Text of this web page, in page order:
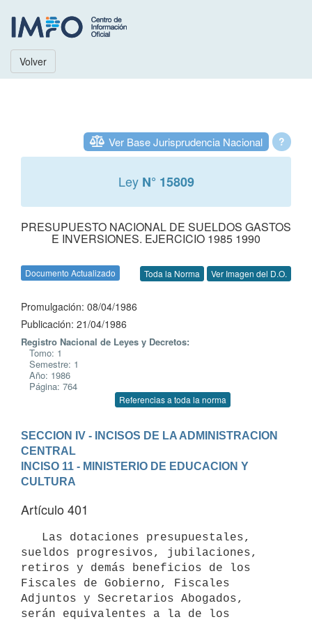
Volver
?
Ver Base Jurisprudencia Nacional
Ley N° 15809
PRESUPUESTO NACIONAL DE SUELDOS GASTOS
E INVERSIONES. EJERCICIO 1985 1990
Documento Actualizado Toda la Norma Ver Imagen del D.O.
Promulgación: 08/04/1986
Publicación: 21/04/1986
Registro Nacional de Leyes y Decretos:
Tomo: 1
Semestre: 1
Año: 1986
Página: 764
Referencias a toda la norma
SECCION IV - INCISOS DE LA ADMINISTRACION
CENTRAL
INCISO 11 - MINISTERIO DE EDUCACION Y
CULTURA
Artículo 401
sueldos progresivos, jubilaciones,
retiros y demás beneficios de los
Fiscales de Gobierno, Fiscales
Adjuntos y Secretarios Abogados,
serán equivalentes a la de los